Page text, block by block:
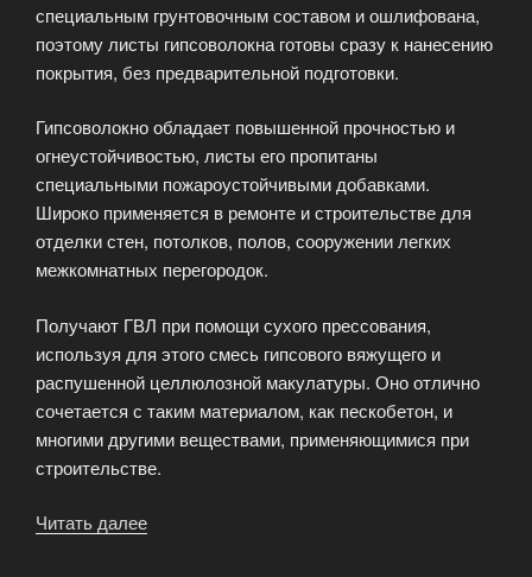
специальным грунтовочным составом и ошлифована,
поэтому листы гипсоволокна готовы сразу к нанесению
покрытия, без предварительной подготовки.
Гипсоволокно обладает повышенной прочностью и
огнеустойчивостью, листы его пропитаны
специальными пожароустойчивыми добавками.
Широко применяется в ремонте и строительстве для
отделки стен, потолков, полов, сооружении легких
межкомнатных перегородок.
Получают ГВЛ при помощи сухого прессования,
используя для этого смесь гипсового вяжущего и
распушенной целлюлозной макулатуры. Оно отлично
сочетается с таким материалом, как пескобетон, и
многими другими веществами, применяющимися при
строительстве.
Читать далее